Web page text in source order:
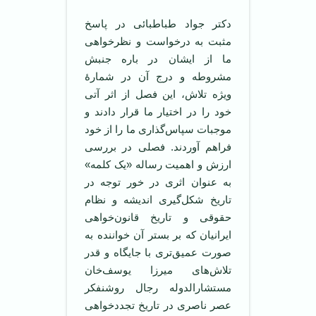
دکتر جواد طباطبائی در پاسخ
مثبت به درخواست و نظرخواهی
ما از ایشان در باره جنبش
مشروطه و درج آن در شمارۀ
ویژه تلاش، این فصل از اثر آتی
خود را در اختیار ما قرار دادند و
موجبات سپاس‌گذاری ما را از خود
فراهم آوردند. فصلی در بررسی
ارزش و اهمیت رساله «یک کلمه»
به عنوان اثری در خور توجه در
تاریخ شکل‌گیری اندیشه و نظام
حقوقی و تاریخ قانون‌خواهی
ایرانیان که بر بستر آن خواننده به
صورت عمیق‌تری با جایگاه و قدر
تلاش‌های میرزا یوسف‌خان
مستشارالدوله رجال روشنفکر
عصر ناصری در تاریخ تجددخواهی